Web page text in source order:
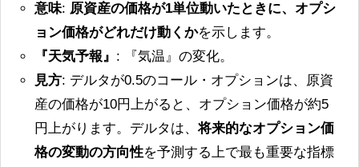
意味: 原資産の価格が1単位動いたときに、オプシ
ョン価格がどれだけ動くかを示します。
『天気予報』 : 『気温』の変化。
見方: デルタが0.5のコール・オプションは、原資
産の価格が10円上がると、オプション価格が約5
円上がります。デルタは、将来的なオプション価
格の変動の方向性を予測する上で最も重要な指標